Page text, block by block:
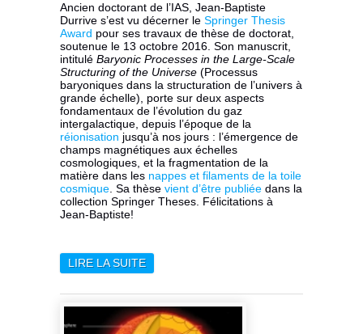
Ancien doctorant de l’IAS, Jean-Baptiste
Durrive s’est vu décerner le Springer Thesis
Award pour ses travaux de thèse de doctorat,
soutenue le 13 octobre 2016. Son manuscrit,
intitulé Baryonic Processes in the Large-Scale
Structuring of the Universe (Processus
baryoniques dans la structuration de l’univers à
grande échelle), porte sur deux aspects
fondamentaux de l’évolution du gaz
intergalactique, depuis l’époque de la
réionisation jusqu’à nos jours : l’émergence de
champs magnétiques aux échelles
cosmologiques, et la fragmentation de la
matière dans les nappes et filaments de la toile
cosmique. Sa thèse vient d’être publiée dans la
collection Springer Theses. Félicitations à
Jean-Baptiste!
LIRE LA SUITEDE LE SPRINGER THESIS
ANCIEN DOCTORANT DE
L’IAS